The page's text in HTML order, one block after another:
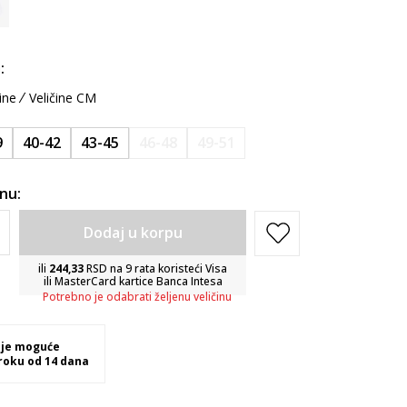
Veličine CM
40-42 43-45
Dodaj u korpu
ili 244,33RSD na 9 rata koristeći Visa
ili MasterCard kartice Banca Intesa
Potrebno je odabrati željenu veličinu
moguće
od 14 dana